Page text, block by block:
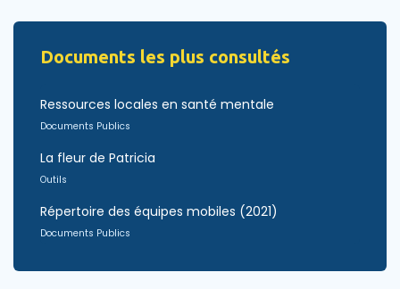
Documents les plus consultés
Ressources locales en santé mentale
Documents Publics
La fleur de Patricia
Outils
Répertoire des équipes mobiles (2021)
Documents Publics